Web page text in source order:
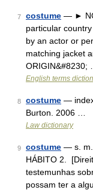
7 costume — ►
particular
by an actor or
matching jacket
ORIGIN&#8230; …
English terms
8 costume —
Burton. 2006 …
Law dictionary
9 costume — s. m.
HÁBITO 2.
testemunhas
possam ter a